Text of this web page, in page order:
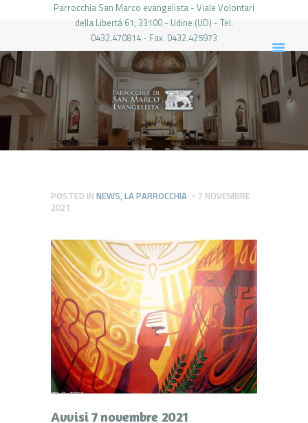
Parrocchia San Marco evangelista - Viale Volontari
della Libertá 61, 33100 - Udine (UD) - Tel.
0432.470814 - Fax. 0432.425973
PARROCCHIA DI SAN MARCO UDINE
HOME
LA PARROCCHIA
IL PARROCO
LE ATTIVITÀ
PIERABECH
FOTO E VIDEO
CONTATTI
LOGIN
POSTED IN NEWS,LA PARROCCHIA
7 NOVEMBRE
2021
Avvisi 7 novembre 2021